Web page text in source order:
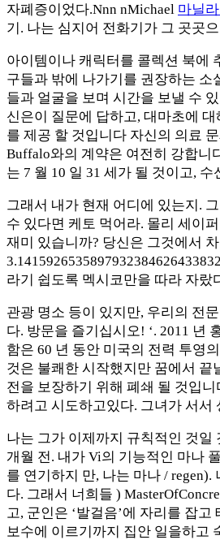
자폐증이었다.Nnn nMichael 마닐
기. 나는 심지어 전화기가 그 곳곳
아이템이나 캐릭터를 콜렉션 북에
구들과 밖에 나가기를 권장하는 소
들과 얼굴을 보며 시간을 보낼 수
신은이 질문에 답하고, 대마초에
를 제공 할 것입니다 자신의 의료
Buffalo와의 계약은 여전히 ​​강합니
는 7 월 10 일 31 세가 될 것이고,
그래서 내가 현재 어디에 있는지.
수 있다면 케토 먹어라. 몰리 세이
재미 있습니까? 당신은 그것에서
라기 쉽도록 멕시코만을 따라 자
관광 명소 등이 있지만, 우리의 전
다. 방문을 즐기십시오! ‘. 2011 년
함은 60 년 동안 미국의 전력 투영
것은 불쾌한 시작했지만 꿈에서 끝
전을 보장하기 위해 폐쇄 될 것입
하려고 시도하고있다. 그녀가 서서
나는 그가 이제까지 규칙적인 것일
개월 전. 내가 Vi의 기능적인 마나
를 연기하지 만, 나는 마나 /
다. 그래서 너희들 )
고, 군인은 ‘발걸음’에 자리를 잡
보수에 이르기까지 집안 일을하고